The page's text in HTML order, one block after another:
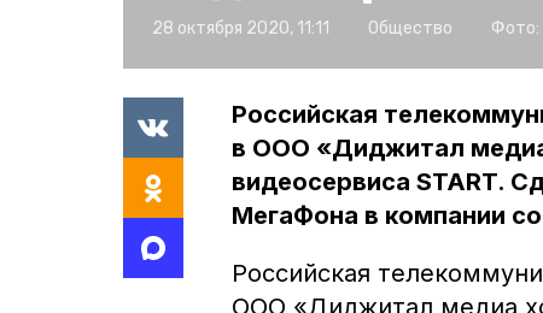
28 октября 2020, 11:11 Общество Фото:
Российская
в ООО «Диджитал
видеосервиса START.
МегаФона в компании
Российская
ООО «Диджитал медиа